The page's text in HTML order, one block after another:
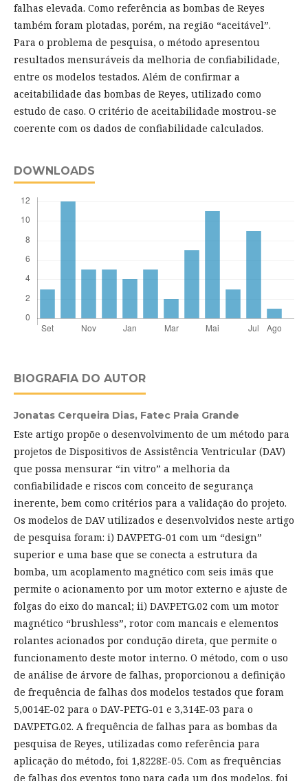
falhas elevada. Como referência as bombas de Reyes
também foram plotadas, porém, na região “aceitável”.
Para o problema de pesquisa, o método apresentou
resultados mensuráveis da melhoria de confiabilidade,
entre os modelos testados. Além de confirmar a
aceitabilidade das bombas de Reyes, utilizado como
estudo de caso. O critério de aceitabilidade mostrou-se
coerente com os dados de confiabilidade calculados.
DOWNLOADS
BIOGRAFIA DO AUTOR
Jonatas Cerqueira Dias, Fatec Praia Grande
Este artigo propõe o desenvolvimento de um método para
projetos de Dispositivos de Assistência Ventricular (DAV)
que possa mensurar “in vitro” a melhoria da
confiabilidade e riscos com conceito de segurança
inerente, bem como critérios para a validação do projeto.
Os modelos de DAV utilizados e desenvolvidos neste artigo
de pesquisa foram: i) DAV.PETG-01 com um “design”
superior e uma base que se conecta a estrutura da
bomba, um acoplamento magnético com seis imãs que
permite o acionamento por um motor externo e ajuste de
folgas do eixo do mancal; ii) DAV.PETG.02 com um motor
magnético “brushless”, rotor com mancais e elementos
rolantes acionados por condução direta, que permite o
funcionamento deste motor interno. O método, com o uso
de análise de árvore de falhas, proporcionou a definição
de frequência de falhas dos modelos testados que foram
5,0014E-02 para o DAV-PETG-01 e 3,314E-03 para o
DAV.PETG.02. A frequência de falhas para as bombas da
pesquisa de Reyes, utilizadas como referência para
aplicação do método, foi 1,8228E-05. Com as frequências
de falhas dos eventos topo para cada um dos modelos, foi